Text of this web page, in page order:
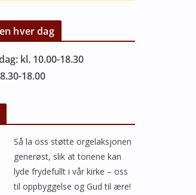
hver dag
kl. 10.00-18.30
18.00
Så la oss støtte orgelaksjonen
generøst, slik at tonene kan
lyde frydefullt i vår kirke – oss
til oppbyggelse og Gud til ære!